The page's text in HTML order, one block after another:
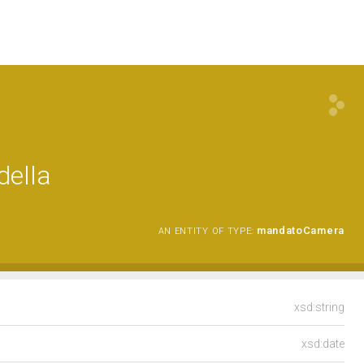
AN ENTITY OF TYPE: mandatoCamera
xsd:string
xsd:date